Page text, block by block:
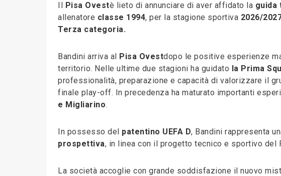
Il Pisa Ovestè lieto di annunciare di aver affidato la guida
allenatore classe 1994, per la stagione sportiva 2026/
Terza categoria.
Bandini arriva al Pisa Ovestdopo le positive esperienze
territorio. Nelle ultime due stagioni ha guidato la Prima
professionalità, preparazione e capacità di valorizzare il
finale play-off. In precedenza ha maturato importanti
e Migliarino.
In possesso del patentino UEFA D, Bandini rappresenta
prospettiva, in linea con il progetto tecnico e sportivo del
La società accoglie con grande soddisfazione il nuovo